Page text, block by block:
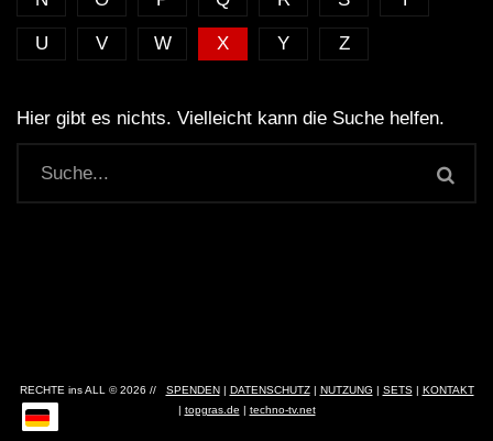
U V W X Y Z
Hier gibt es nichts. Vielleicht kann die Suche helfen.
RECHTE ins ALL © 2026 // SPENDEN| DATENSCHUTZ| NUTZUNG | SETS| KONTAKT
| topgras.de | techno-tv.net